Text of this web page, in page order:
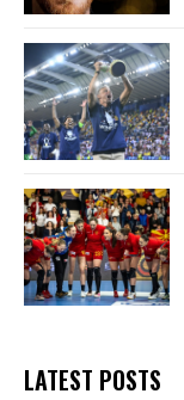
LATEST POSTS